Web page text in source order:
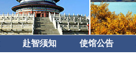
赴智须知 使馆公告